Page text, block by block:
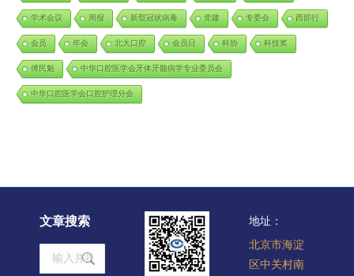
学术会议 周报 新型冠状病毒 党建 专委会 西部行
会员 年会 北大口腔 会员日 科协 科技奖
傅民魁 中华口腔医学会牙体牙髓病学专业委员会
中华口腔医学会口腔护理分会
文章搜索
Search:
地址：
北京市海淀
区中关村南